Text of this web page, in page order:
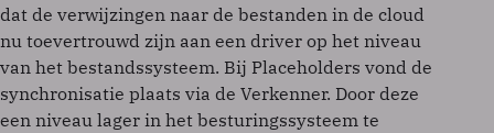
dat de verwijzingen naar de bestanden in de cloud
nu toevertrouwd zijn aan een driver op het niveau
van het bestandssysteem. Bij Placeholders vond de
synchronisatie plaats via de Verkenner. Door deze
een niveau lager in het besturingssysteem te